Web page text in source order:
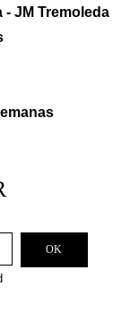
- JM Tremoleda